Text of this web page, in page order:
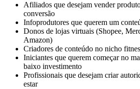
Afiliados que desejam vender
conversão
Infoprodutores que querem um
Donos de lojas virtuais (Shopee,
Amazon)
Criadores de conteúdo no nicho
Iniciantes que querem começar no
baixo investimento
Profissionais que desejam criar
estar